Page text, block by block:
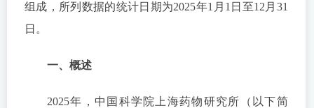
组成，所列数据的统计日期为2025年1月1日至12月31
日。
一、概述
2025年，中国科学院上海药物研究所（以下简